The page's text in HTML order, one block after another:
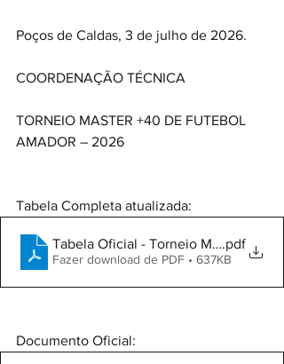
Poços de Caldas, 3 de julho de 2026.
COORDENAÇÃO TÉCNICA
TORNEIO MASTER +40 DE FUTEBOL
AMADOR – 2026
Tabela Completa atualizada:
Tabela Oficial - Torneio Master +40
.pdf
Fazer download de PDF • 637KB
Documento Oficial: